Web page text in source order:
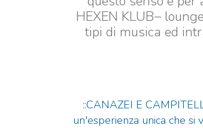
HEXEN KLUB–
tipi di musica ed
::CANAZEI E
un'esperienza unica che